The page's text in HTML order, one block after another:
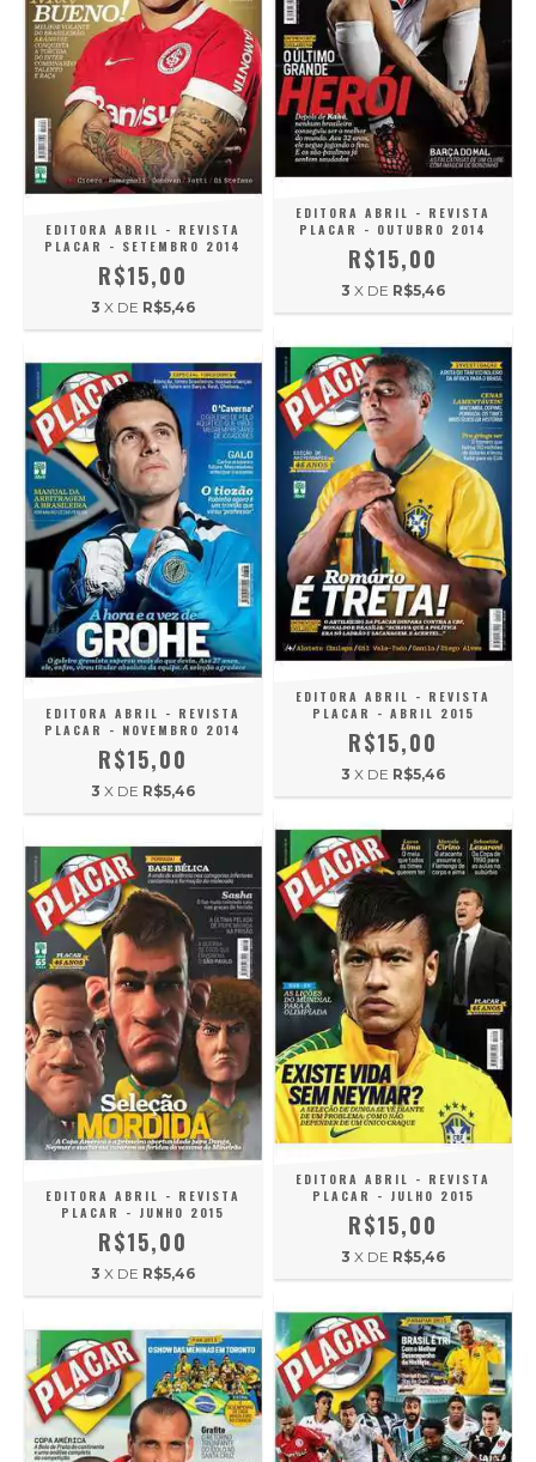
EDITORA ABRIL - REVISTA
PLACAR - SETEMBRO 2014
R$15,00
3 X DE R$5,46
EDITORA ABRIL - REVISTA
PLACAR - OUTUBRO 2014
R$15,00
3 X DE R$5,46
EDITORA ABRIL - REVISTA
PLACAR - NOVEMBRO 2014
R$15,00
3 X DE R$5,46
EDITORA ABRIL - REVISTA
PLACAR - ABRIL 2015
R$15,00
3 X DE R$5,46
EDITORA ABRIL - REVISTA
PLACAR - JUNHO 2015
R$15,00
3 X DE R$5,46
EDITORA ABRIL - REVISTA
PLACAR - JULHO 2015
R$15,00
3 X DE R$5,46